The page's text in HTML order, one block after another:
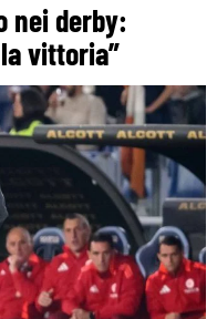
nei derby:
vittoria”